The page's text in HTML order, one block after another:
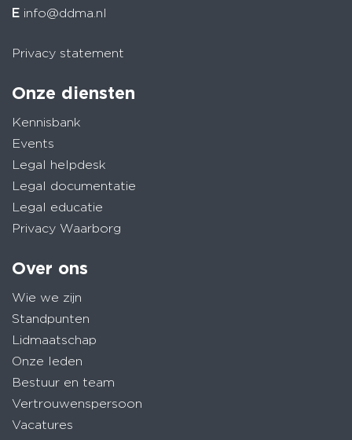
E info@ddma.nl
Privacy statement
Onze diensten
Kennisbank
Events
Legal helpdesk
Legal documentatie
Legal educatie
Privacy Waarborg
Over ons
Wie we zijn
Standpunten
Lidmaatschap
Onze leden
Bestuur en team
Vertrouwenspersoon
Vacatures